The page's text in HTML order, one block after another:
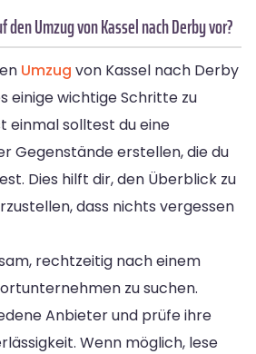
Umzug von Kassel nach Derby vor?
Umzug von Kassel nach Derby
einige wichtige Schritte zu
einmal solltest du eine
Gegenstände erstellen, die du
Dies hilft dir, den Überblick zu
dass nichts vergessen
rechtzeitig nach einem
zu suchen.
Anbieter und prüfe ihre
Wenn möglich, lese